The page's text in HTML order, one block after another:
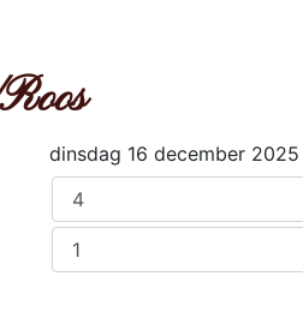
dinsdag 16 december 2025